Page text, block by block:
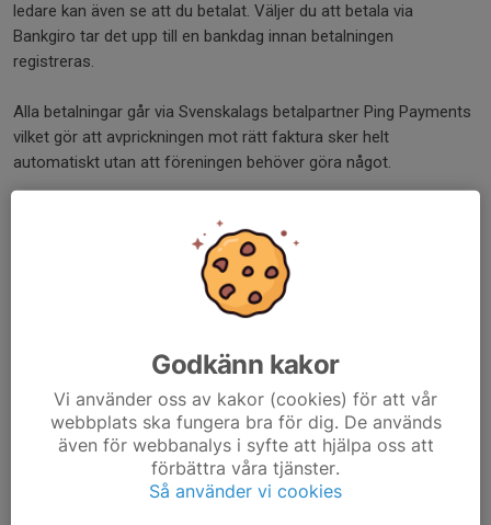
ledare kan även se att du betalat. Väljer du att betala via
Bankgiro tar det upp till en bankdag innan betalningen
registreras.
Alla betalningar går via Svenskalags betalpartner Ping Payments
vilket gör att avprickningen mot rätt faktura sker helt
automatiskt utan att föreningen behöver göra något.
föreningens bokföring utifrån de betalningar som kommer in.
Varför väljer vi att använda Svenskalags betaltjänst?
Att automatisera vår administration är ett viktigt steg i
att vi sparar mycket arbetstid och att vi därmed kan lägga mer
tid på det vi verkligen vill - att utveckla föreningen.
Dela nyhet
Godkänn kakor
Vi använder oss av kakor (cookies) för att vår
webbplats ska fungera bra för dig. De används
även för webbanalys i syfte att hjälpa oss att
förbättra våra tjänster.
Så använder vi cookies